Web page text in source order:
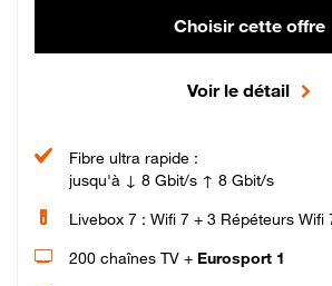
Choisir cette offre
Voir le détail
Fibre ultra rapide :
jusqu'à ↓ 8 Gbit/s ↑ 8 Gbit/s
Livebox 7 : Wifi 7 + 3 Répéteurs Wifi
200 chaînes TV + Eurosport 1